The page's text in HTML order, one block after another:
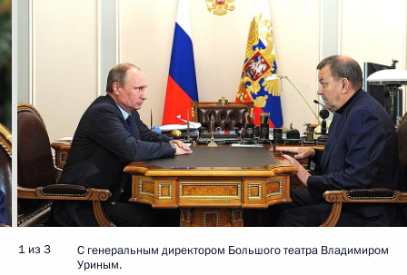
1 из 3
С генеральным директором Большого театра Владимиром
Уриным.